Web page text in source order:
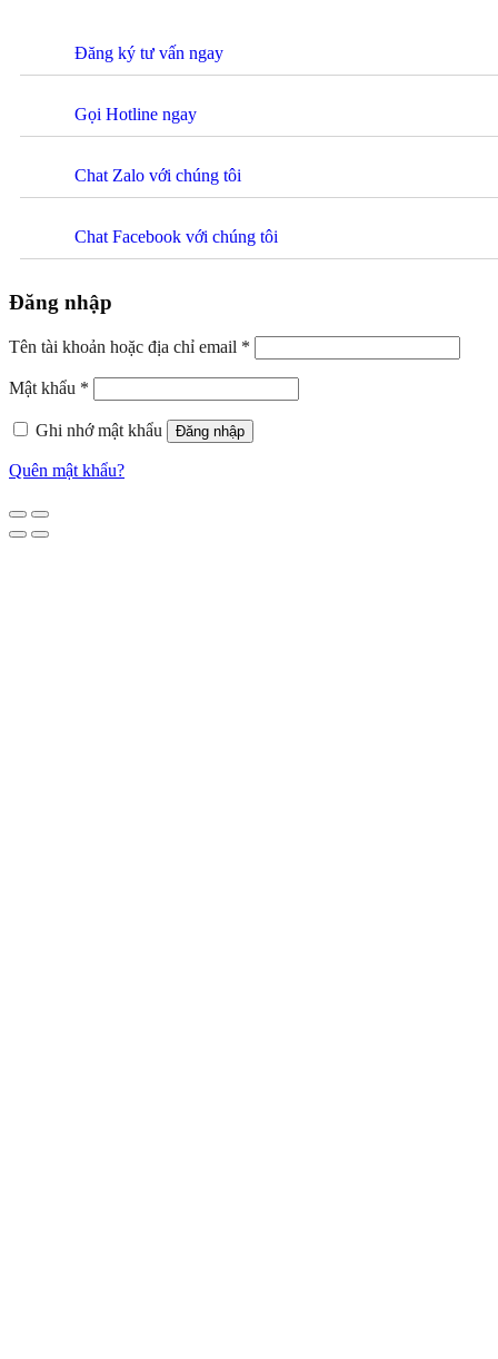
Đăng ký tư vấn ngay
Gọi Hotline ngay
Chat Zalo với chúng tôi
Chat Facebook với chúng tôi
Đăng nhập
Tên tài khoản hoặc địa chỉ email *
Mật khẩu *
Ghi nhớ mật khẩu Đăng nhập
Quên mật khẩu?